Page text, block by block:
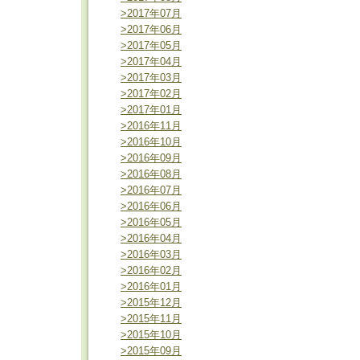
>2017年07月
>2017年06月
>2017年05月
>2017年04月
>2017年03月
>2017年02月
>2017年01月
>2016年11月
>2016年10月
>2016年09月
>2016年08月
>2016年07月
>2016年06月
>2016年05月
>2016年04月
>2016年03月
>2016年02月
>2016年01月
>2015年12月
>2015年11月
>2015年10月
>2015年09月